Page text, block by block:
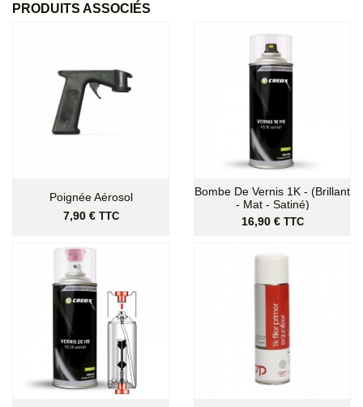
PRODUITS ASSOCIÉS
Poignée Aérosol
Prix
7,90 € TTC
Bombe De Vernis 1K - (Brillant
- Mat - Satiné)
Prix
16,90 € TTC